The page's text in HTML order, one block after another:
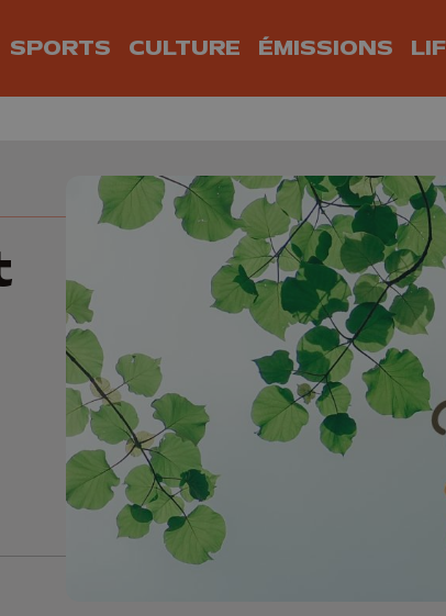
SPORTS CULTURE ÉMISSIONS